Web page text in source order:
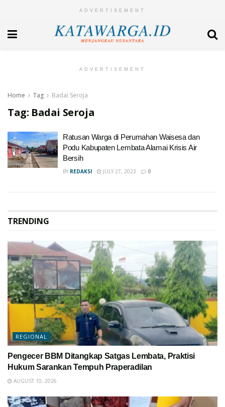
ADVERTISEMENT
ADVERTISEMENT
Home Tag Badai Seroja
Tag: Badai Seroja
Ratusan Warga di Perumahan Waisesa dan
Podu Kabupaten Lembata Alamai Krisis Air
Bersih
BY REDAKSI JULY 27, 2023 0
TRENDING
REGIONAL
Pengecer BBM Ditangkap Satgas Lembata, Praktisi
Hukum Sarankan Tempuh Praperadilan
AUGUST 10, 2026